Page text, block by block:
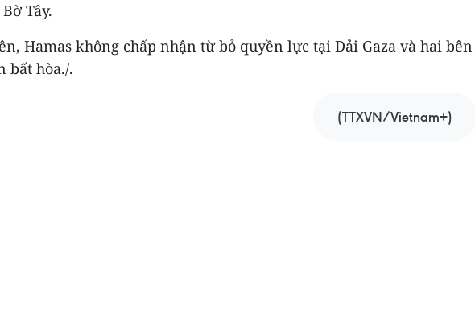
Tây.
Hamas không chấp nhận từ bỏ quyền lực tại Dải Gaza và hai bên
bất hòa./.
(TTXVN/Vietnam+)